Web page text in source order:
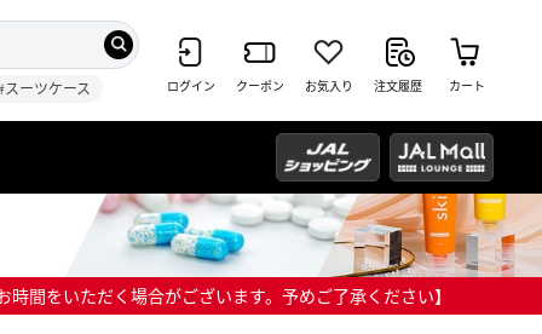
スーツケース ログイン クーポン お気入り 注文履歴 カート
間をいただく場合がございます。予めご了承ください】